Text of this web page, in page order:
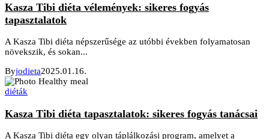
Kasza Tibi diéta vélemények: sikeres fogyás
tapasztalatok
A Kasza Tibi diéta népszerűsége az utóbbi években folyamatosan
növekszik, és sokan...
Byjodieta2025.01.16.
diéták
Kasza Tibi diéta tapasztalatok: sikeres fogyás tanácsai
A Kasza Tibi diéta egy olyan táplálkozási program, amelyet a